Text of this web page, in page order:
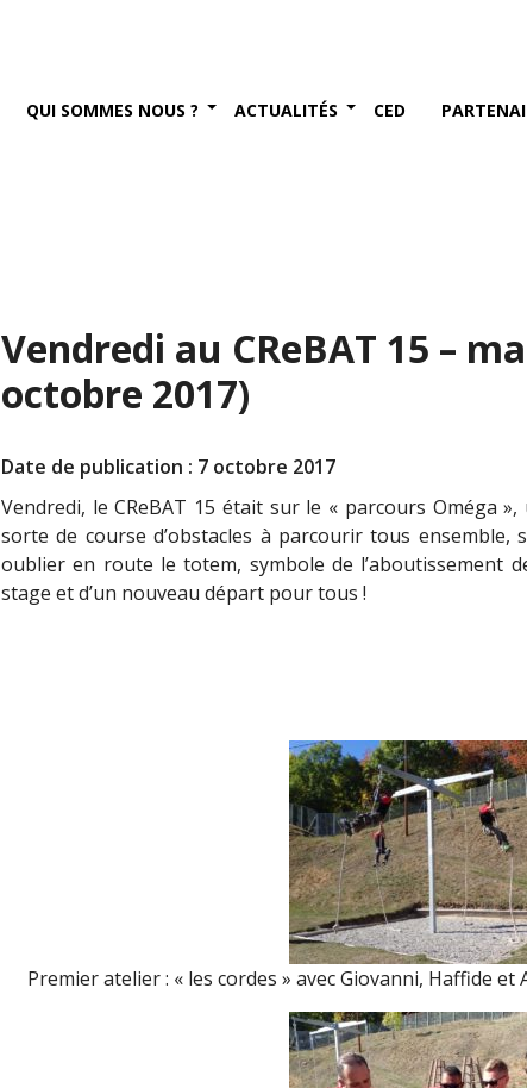
QUI SOMMES NOUS ? ACTUALITÉS CED
Vendredi au CReBAT 15 –
octobre 2017)
Date de publication : 7 octobre 2017
Vendredi, le CReBAT 15 était sur le « parcours Oméga »,
sorte de course d’obstacles à parcourir tous ensemble,
oublier en route le totem, symbole de l’aboutissement
stage et d’un nouveau départ pour tous !
Premier atelier : « les cordes » avec Giovanni, Haffide